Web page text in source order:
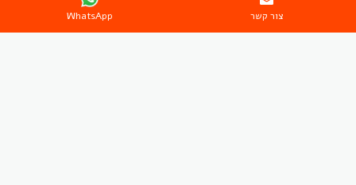
תקנון שימוש
נגישות
WhatsApp צור קשר